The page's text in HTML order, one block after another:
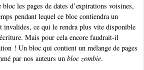
les pages de dates d’expirations voisines,
pendant lequel ce bloc contiendra un
invalides, ce qui le rendra plus vite disponible
Mais pour cela encore faudrait-il
! Un bloc qui contient un mélange de pages
par nos auteurs un bloc zombie.